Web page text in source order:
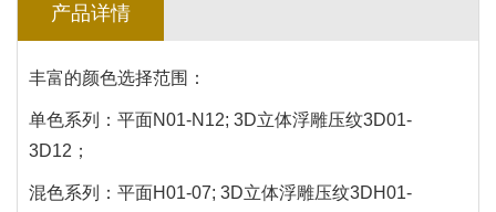
产品详情
丰富的颜色选择范围：
单色系列：平面N01-N12; 3D立体浮雕压纹3D01-
3D12；
混色系列：平面H01-07; 3D立体浮雕压纹3DH01-